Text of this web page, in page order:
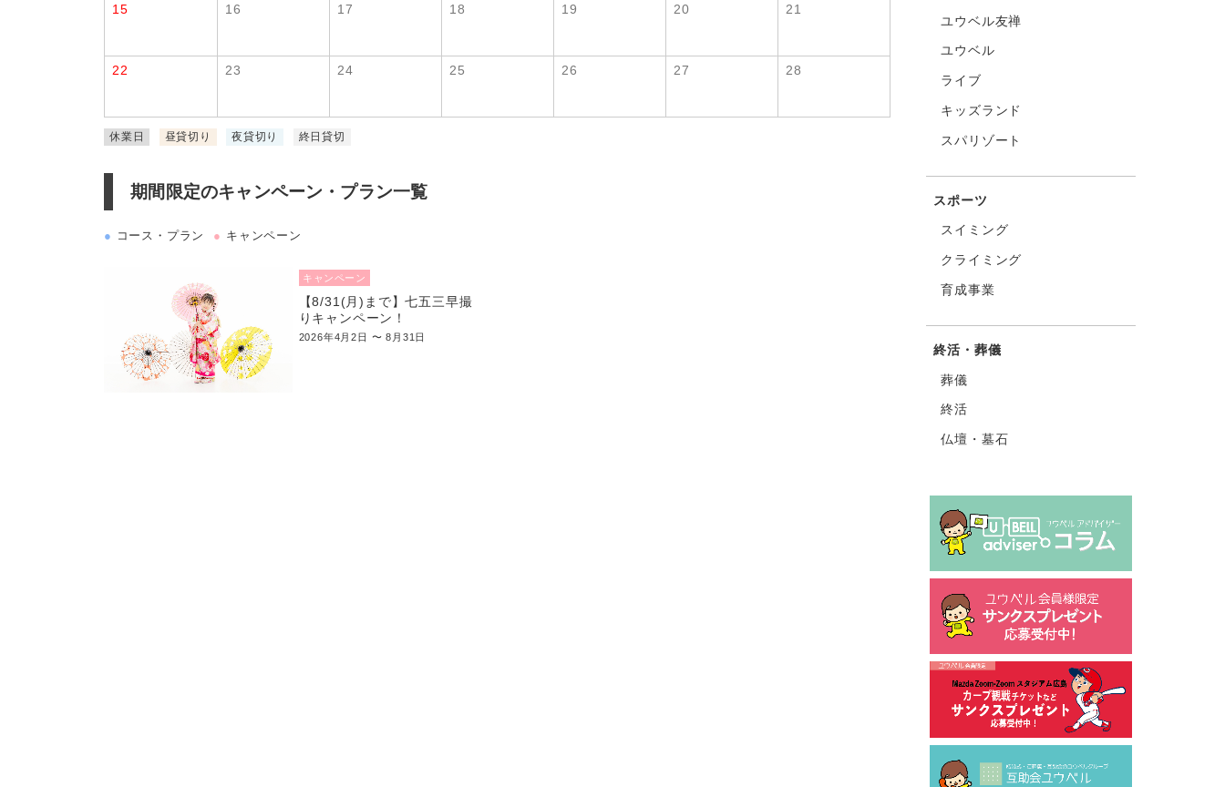
15 16 17 18 19 20 21
22 23 24 25 26 27 28
休業日 昼貸切り 夜貸切り 終日貸切
期間限定のキャンペーン・プラン一覧
● コース・プラン ● キャンペーン
キャンペーン
【8/31(月)まで】七五三早撮
りキャンペーン！
2026年4月2日 〜 8月31日
ユウベル友禅
ユウベル
ライブ
キッズランド
スパリゾート
スポーツ
スイミング
クライミング
育成事業
終活・葬儀
葬儀
終活
仏壇・墓石